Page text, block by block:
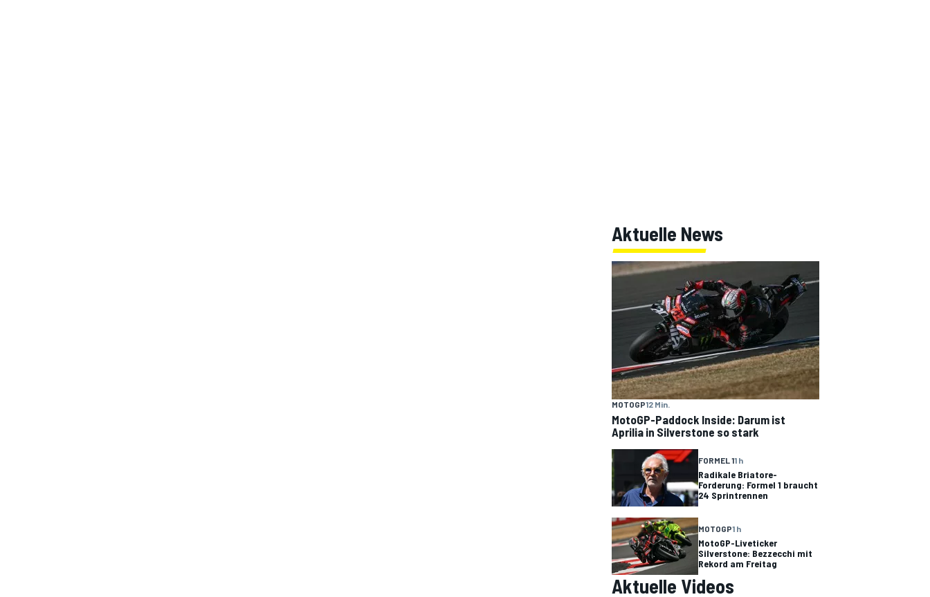
Aktuelle News
MOTOGP12 Min.
MotoGP-Paddock Inside: Darum ist
Aprilia in Silverstone so stark
FORMEL 11 h
Radikale Briatore-
Forderung: Formel 1 braucht
24 Sprintrennen
MOTOGP1 h
MotoGP-Liveticker
Silverstone: Bezzecchi mit
Rekord am Freitag
Aktuelle Videos